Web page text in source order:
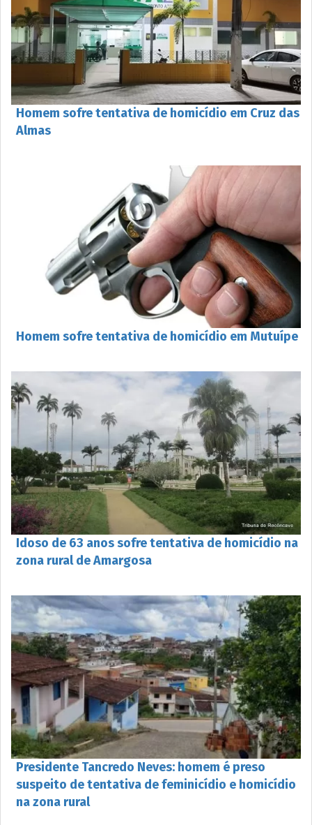
Homem sofre tentativa de homicídio em Cruz das
Almas
Homem sofre tentativa de homicídio em Mutuípe
Idoso de 63 anos sofre tentativa de homicídio na
zona rural de Amargosa
Presidente Tancredo Neves: homem é preso
suspeito de tentativa de feminicídio e homicídio
na zona rural